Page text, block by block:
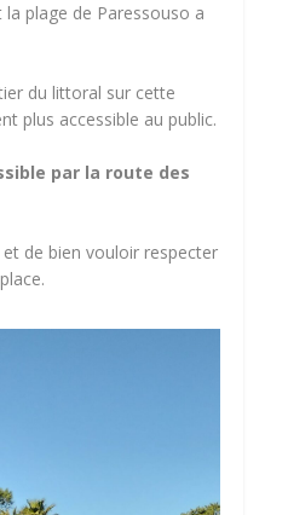
plage de Paressouso a
du littoral sur cette
plus accessible au public.
par la route des
de bien vouloir respecter